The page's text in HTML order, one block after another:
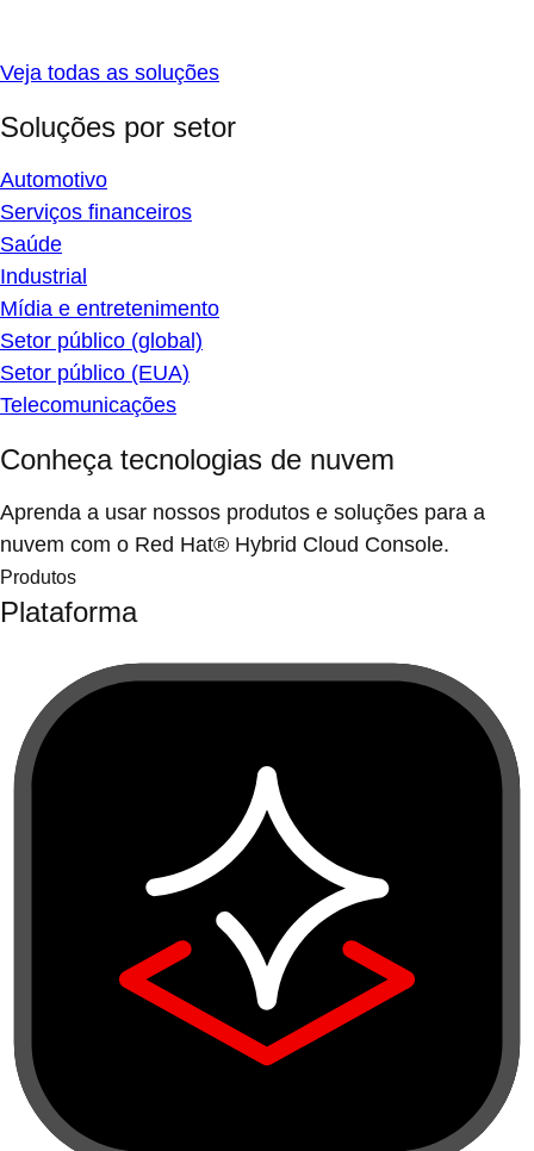
Veja todas as soluções
Soluções por setor
Automotivo
Serviços financeiros
Saúde
Industrial
Mídia e entretenimento
Setor público (global)
Setor público (EUA)
Telecomunicações
Conheça tecnologias de nuvem
Aprenda a usar nossos produtos e soluções para a
nuvem com o Red Hat® Hybrid Cloud Console.
Produtos
Plataforma